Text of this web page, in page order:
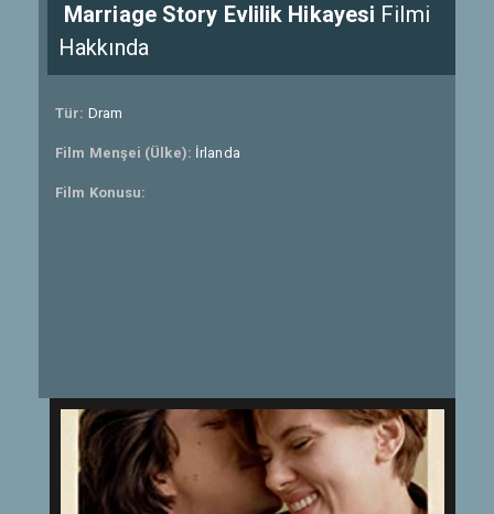
Marriage Story Evlilik Hikayesi Filmi
Hakkında
Tür: Dram
Film Menşei (Ülke): İrlanda
Film Konusu: